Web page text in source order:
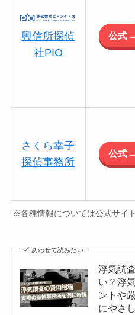
興信所探偵
社PIO
公式→
さくら幸子
探偵事務所
公式→
※各種情報については公式サイ
あわせて読みたい
浮気調
い？浮
ントや
にやさ